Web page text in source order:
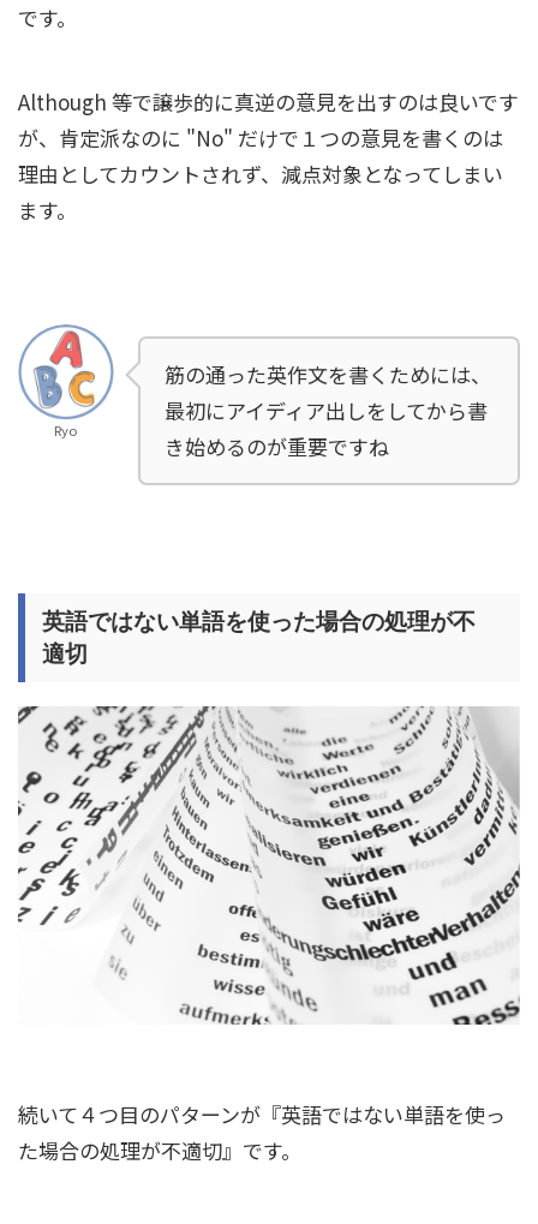
です。
Although 等で譲歩的に真逆の意見を出すのは良いです
が、肯定派なのに "No" だけで１つの意見を書くのは
理由としてカウントされず、減点対象となってしまい
ます。
Ryo
筋の通った英作文を書くためには、
最初にアイディア出しをしてから書
き始めるのが重要ですね
英語ではない単語を使った場合の処理が不
適切
続いて４つ目のパターンが『英語ではない単語を使っ
た場合の処理が不適切』です。